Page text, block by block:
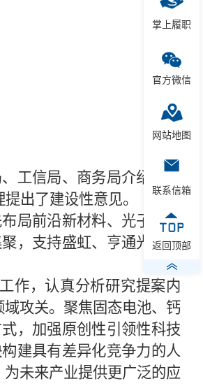
工信局、商务局介绍了提
出了建设性意见。
局前沿新材料、光子芯片
，支持盛虹、亨通光电等
作，认真分析研究提案内
攻关。聚焦固态电池、钙
，加强原创性引领性科技
建具有差异化竞争力的人
未来产业提供更广泛的应
掌上履职
官方微信
网站地图
联系信箱
返回顶部